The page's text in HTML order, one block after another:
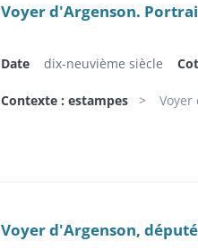
Voyer d'Argenson.
Date dix-neuvième siècle
Contexte : estampes Voyer
Voyer d'Argenson,